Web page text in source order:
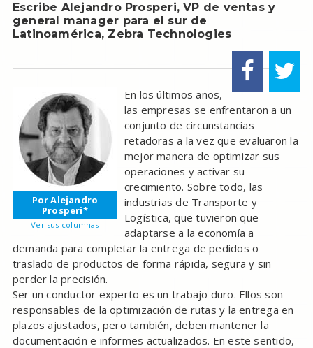
Escribe Alejandro Prosperi, VP de ventas y
general manager para el sur de
Latinoamérica, Zebra Technologies
Por Alejandro
Prosperi*
Ver sus columnas
En los últimos años,
las empresas se enfrentaron a un
conjunto de circunstancias
retadoras a la vez que evaluaron la
mejor manera de optimizar sus
operaciones y activar su
crecimiento. Sobre todo, las
industrias de Transporte y
Logística, que tuvieron que
adaptarse a la economía a
demanda para completar la entrega de pedidos o
traslado de productos de forma rápida, segura y sin
perder la precisión.
Ser un conductor experto es un trabajo duro. Ellos son
responsables de la optimización de rutas y la entrega en
plazos ajustados, pero también, deben mantener la
documentación e informes actualizados. En este sentido,